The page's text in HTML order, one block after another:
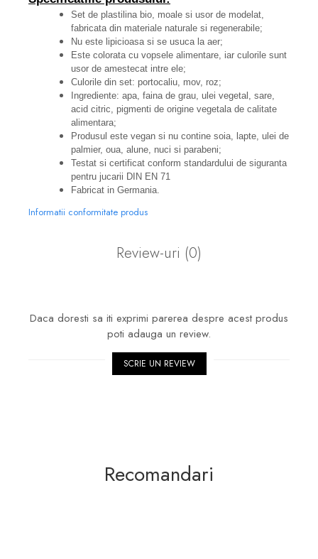
Set de plastilina bio, moale si usor de modelat,
fabricata din materiale naturale si regenerabile;
Nu este lipicioasa si se usuca la aer;
Este colorata cu vopsele alimentare, iar culorile sunt
usor de amestecat intre ele;
Culorile din set: portocaliu, mov, roz;
Ingrediente: apa, faina de grau, ulei vegetal, sare,
acid citric, pigmenti de origine vegetala de calitate
alimentara;
Produsul este vegan si nu contine soia, lapte, ulei de
palmier, oua, alune, nuci si parabeni;
Testat si certificat conform standardului de siguranta
pentru jucarii DIN EN 71
Fabricat in Germania.
Informatii conformitate produs
Review-uri (0)
Daca doresti sa iti exprimi parerea despre acest produs
poti adauga un review.
SCRIE UN REVIEW
Recomandari